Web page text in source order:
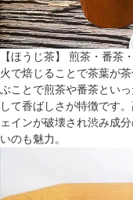
【ほうじ茶】 煎茶・番茶
火で焙じることで茶葉が
ぶことで煎茶や番茶とい
して香ばしさが特徴です
ェインが破壊され渋み成
いのも魅力。